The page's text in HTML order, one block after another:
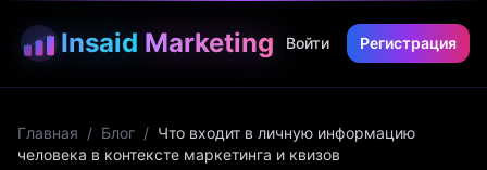
Insaid Marketing Войти Регистрация
Главная / Блог / Что входит в личную информацию
человека в контексте маркетинга и квизов